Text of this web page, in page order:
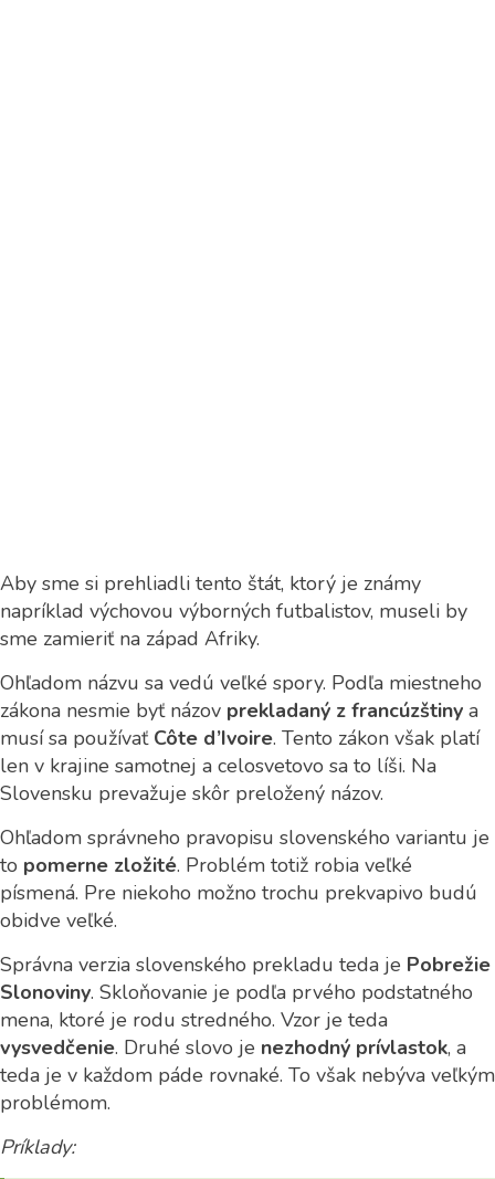
Aby sme si prehliadli tento štát, ktorý je známy
napríklad výchovou výborných futbalistov, museli by
sme zamieriť na západ Afriky.
Ohľadom názvu sa vedú veľké spory. Podľa miestneho
zákona nesmie byť názov prekladaný z francúzštiny a
musí sa používať Côte d’Ivoire. Tento zákon však platí
len v krajine samotnej a celosvetovo sa to líši. Na
Slovensku prevažuje skôr preložený názov.
Ohľadom správneho pravopisu slovenského variantu je
to pomerne zložité. Problém totiž robia veľké
písmená. Pre niekoho možno trochu prekvapivo budú
obidve veľké.
Správna verzia slovenského prekladu teda je Pobrežie
Slonoviny. Skloňovanie je podľa prvého podstatného
mena, ktoré je rodu stredného. Vzor je teda
vysvedčenie. Druhé slovo je nezhodný prívlastok, a
teda je v každom páde rovnaké. To však nebýva veľkým
problémom.
Príklady: